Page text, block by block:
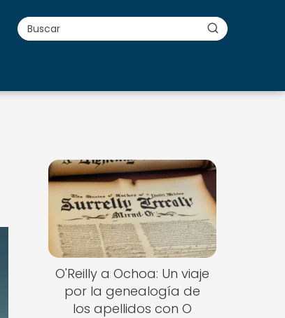
O'Reilly a Ochoa: Un viaje
por la genealogía de
los apellidos con O